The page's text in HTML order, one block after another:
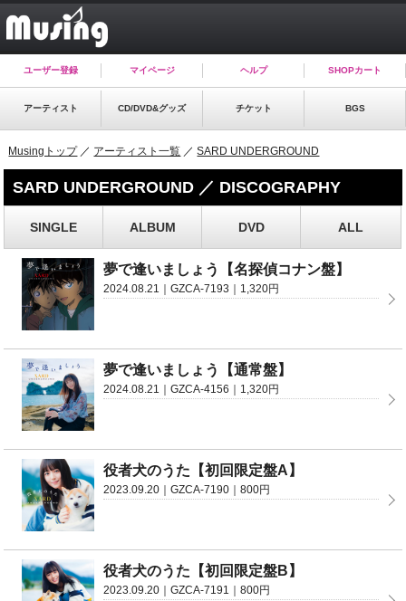
ユーザー登録 マイページ ヘルプ SHOPカート
アーティスト CD/DVD&グッズ チケット BGS
Musingトップ／ アーティスト一覧 ／SARD UNDERGROUND
SARD UNDERGROUND ／ DISCOGRAPHY
SINGLE ALBUM DVD ALL
夢で逢いましょう【名探偵コナン盤】
2024.08.21｜GZCA-7193｜1,320円
夢で逢いましょう【通常盤】
2024.08.21｜GZCA-4156｜1,320円
役者犬のうた【初回限定盤A】
2023.09.20｜GZCA-7190｜800円
役者犬のうた【初回限定盤B】
2023.09.20｜GZCA-7191｜800円